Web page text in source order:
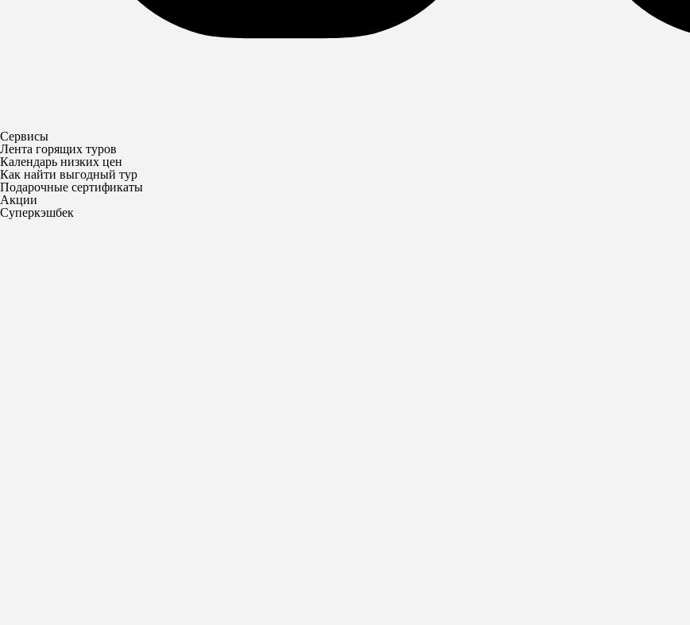
Сервисы
Лента горящих туров
Календарь низких цен
Как найти выгодный тур
Подарочные сертификаты
Акции
Суперкэшбек